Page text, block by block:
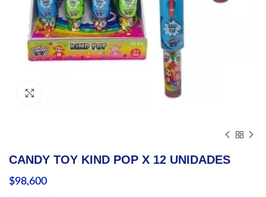
CANDY TOY KIND POP X 12 UNIDADES
$98,600